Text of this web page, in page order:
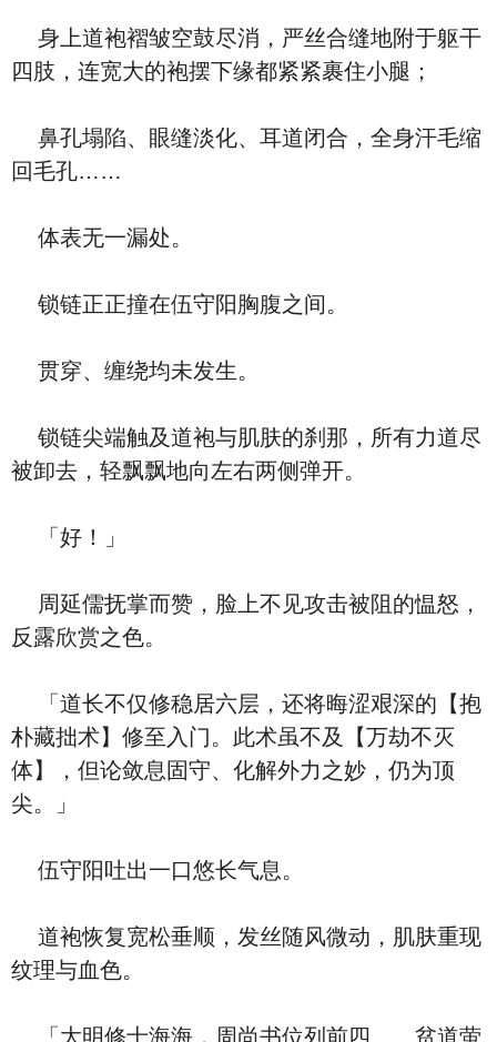
身上道袍褶皱空鼓尽消，严丝合缝地附于躯干
四肢，连宽大的袍摆下缘都紧紧裹住小腿；
鼻孔塌陷、眼缝淡化、耳道闭合，全身汗毛缩
回毛孔……
体表无一漏处。
锁链正正撞在伍守阳胸腹之间。
贯穿、缠绕均未发生。
锁链尖端触及道袍与肌肤的刹那，所有力道尽
被卸去，轻飘飘地向左右两侧弹开。
「好！」
周延儒抚掌而赞，脸上不见攻击被阻的愠怒，
反露欣赏之色。
「道长不仅修稳居六层，还将晦涩艰深的【抱
朴藏拙术】修至入门。此术虽不及【万劫不灭
体】，但论敛息固守、化解外力之妙，仍为顶
尖。」
伍守阳吐出一口悠长气息。
道袍恢复宽松垂顺，发丝随风微动，肌肤重现
纹理与血色。
「大明修士海海，周尚书位列前四……贫道萤